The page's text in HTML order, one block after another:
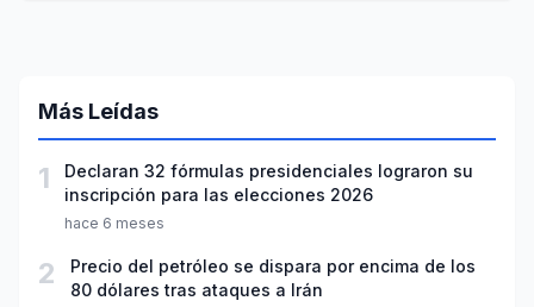
Más Leídas
1
Declaran 32 fórmulas presidenciales lograron su
inscripción para las elecciones 2026
hace 6 meses
2
Precio del petróleo se dispara por encima de los
80 dólares tras ataques a Irán